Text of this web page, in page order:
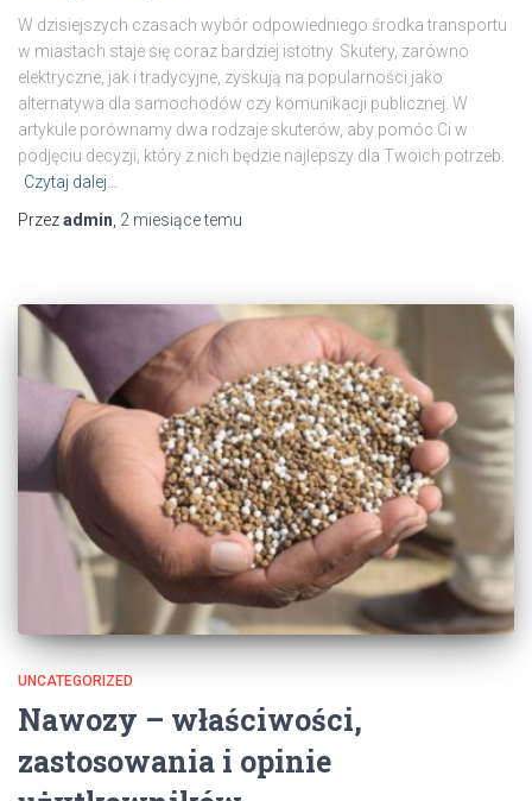
W dzisiejszych czasach wybór odpowiedniego środka transportu
w miastach staje się coraz bardziej istotny. Skutery, zarówno
elektryczne, jak i tradycyjne, zyskują na popularności jako
alternatywa dla samochodów czy komunikacji publicznej. W
artykule porównamy dwa rodzaje skuterów, aby pomóc Ci w
podjęciu decyzji, który z nich będzie najlepszy dla Twoich potrzeb.
Czytaj dalej…
Przezadmin 2 miesiącetemu
UNCATEGORIZED
Nawozy – właściwości,
zastosowania i opinie